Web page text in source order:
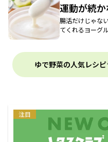
運動が続
腸活だけじゃな
てくれるヨーグ
ゆで野菜の人気レシ
注目